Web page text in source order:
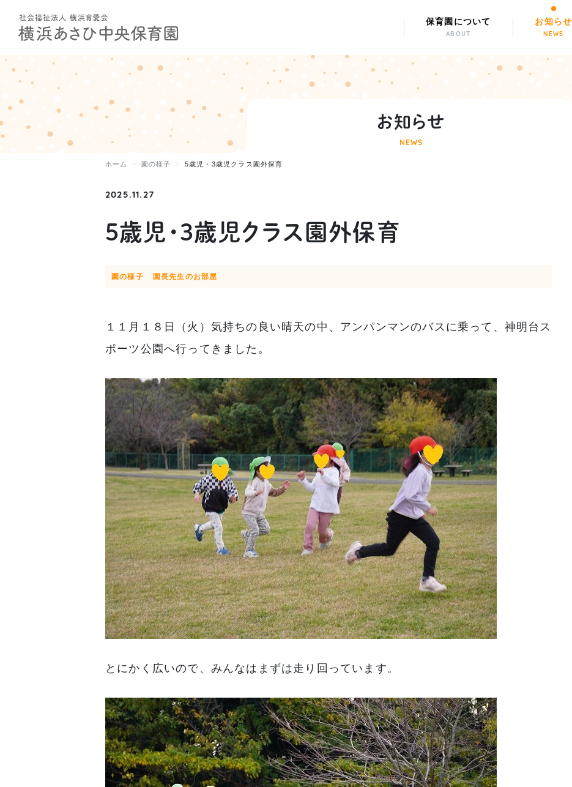
保育園について
ABOUT
お知らせ
NEWS
お知らせ
NEWS
ホーム 園の様子 5歳児・3歳児クラス園外保育
2025.11.27
5歳児・3歳児クラス園外保育
園の様子 園長先生のお部屋
１１月１８日（火）気持ちの良い晴天の中、アンパンマンのバスに乗って、神明台ス
ポーツ公園へ行ってきました。
とにかく広いので、みんなはまずは走り回っています。